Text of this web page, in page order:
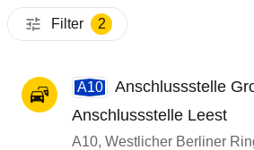
Filter 2
A10
Anschlussstelle
Anschlussstelle Leest
A10, Westlicher Berliner